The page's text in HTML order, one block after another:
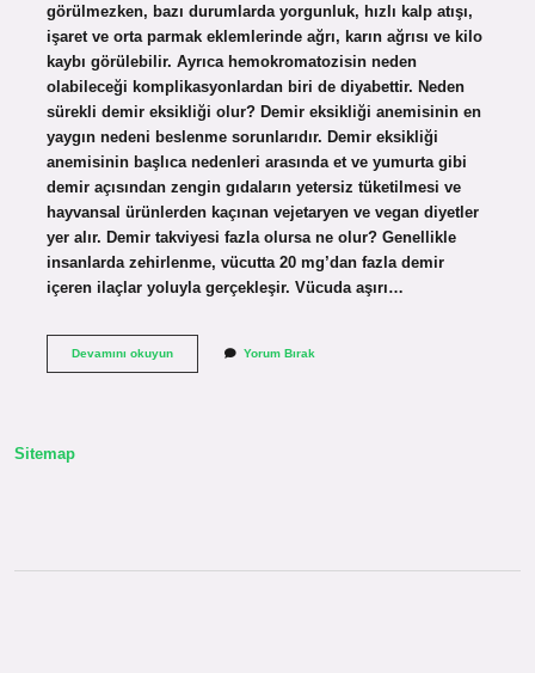
görülmezken, bazı durumlarda yorgunluk, hızlı kalp atışı,
işaret ve orta parmak eklemlerinde ağrı, karın ağrısı ve kilo
kaybı görülebilir. Ayrıca hemokromatozisin neden
olabileceği komplikasyonlardan biri de diyabettir. Neden
sürekli demir eksikliği olur? Demir eksikliği anemisinin en
yaygın nedeni beslenme sorunlarıdır. Demir eksikliği
anemisinin başlıca nedenleri arasında et ve yumurta gibi
demir açısından zengin gıdaların yetersiz tüketilmesi ve
hayvansal ürünlerden kaçınan vejetaryen ve vegan diyetler
yer alır. Demir takviyesi fazla olursa ne olur? Genellikle
insanlarda zehirlenme, vücutta 20 mg’dan fazla demir
içeren ilaçlar yoluyla gerçekleşir. Vücuda aşırı…
Devamını okuyunAşırı
Yorum Bırak
Sitemap